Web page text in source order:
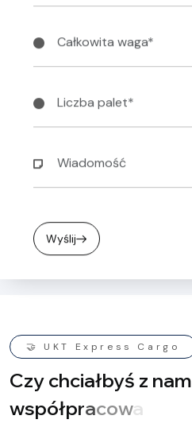
Wyślij
🤝 UKT Express Cargo
Czy chciałbyś z nam
współpracowa